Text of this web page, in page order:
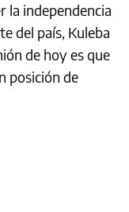
la independencia
del país, Kuleba
de hoy es que
posición de